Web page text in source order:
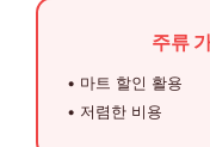
주류
• 마트 할인 활용
• 저렴한 비용